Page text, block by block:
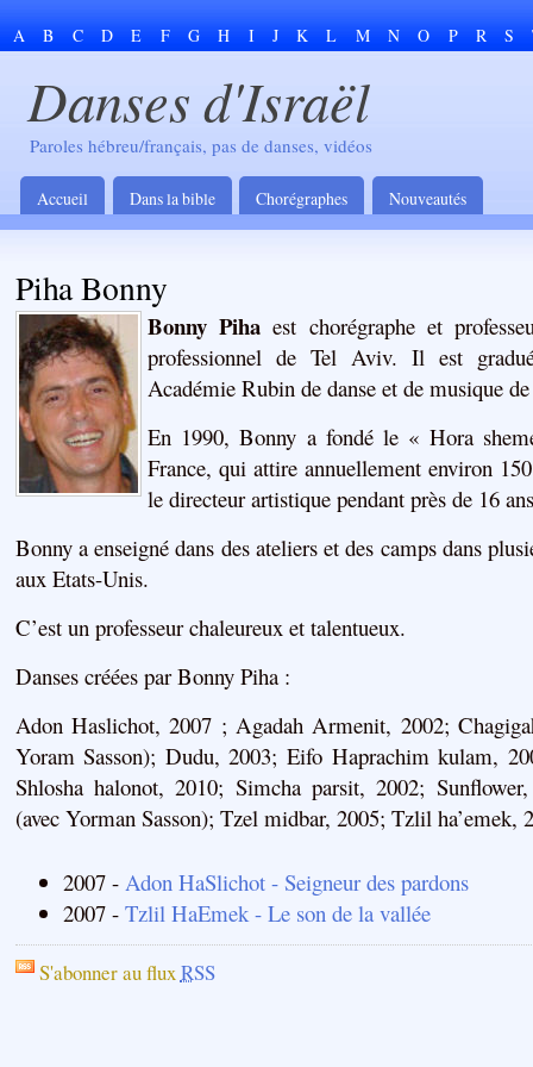
A B C D E F G H I J K L M N O P R S
Danses d'Israël
Paroles hébreu/français, pas de danses, vidéos
Accueil Dans la bible Chorégraphes Nouveautés
Piha Bonny
Bonny Piha est chorégraphe et
professionnel de Tel Aviv. Il est
Académie Rubin de danse et de musique
En 1990, Bonny a fondé le « Hora
France, qui attire annuellement environ
le directeur artistique pendant près de 16
Bonny a enseigné dans des ateliers et des camps dans
aux Etats-Unis.
C’est un professeur chaleureux et talentueux.
Danses créées par Bonny Piha :
Adon Haslichot, 2007 ; Agadah Armenit, 2002;
Yoram Sasson); Dudu, 2003; Eifo Haprachim kulam,
Shlosha halonot, 2010; Simcha parsit, 2002;
(avec Yorman Sasson); Tzel midbar, 2005; Tzlil ha’emek,
2007 - Adon HaSlichot - Seigneur des pardons
2007 - Tzlil HaEmek - Le son de la vallée
S'abonner au fluxRSS